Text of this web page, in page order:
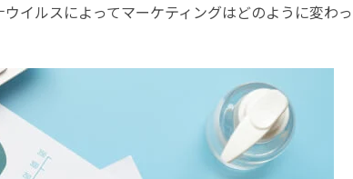
イルスによってマーケティングはどのように変わっ